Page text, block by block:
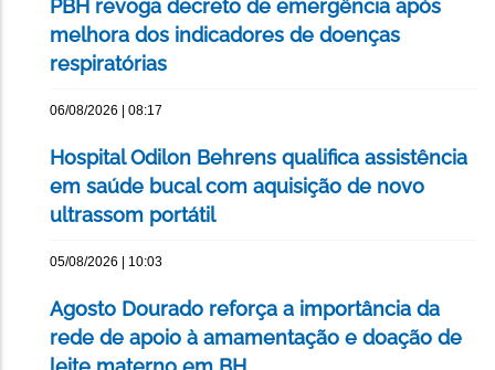
PBH revoga decreto de emergência após
melhora dos indicadores de doenças
respiratórias
06/08/2026 | 08:17
Hospital Odilon Behrens qualifica assistência
em saúde bucal com aquisição de novo
ultrassom portátil
05/08/2026 | 10:03
Agosto Dourado reforça a importância da
rede de apoio à amamentação e doação de